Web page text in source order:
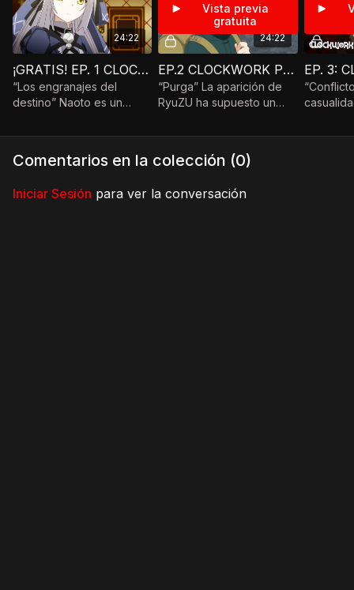
24:22
¡GRATIS! EP. 1 CLOCKWORK PLANET
“Los engranajes del
destino” Naoto es un
mundo posapocalíptico en
destruida.
24:22
Vista previa
gratuita
EP.2 CLOCKWORK PLANET
“Purga” La aparición de
RyuZU ha supuesto un
Naoto.
Marie,
Comentarios en la colección (0)
Iniciar Sesión para ver la conversación